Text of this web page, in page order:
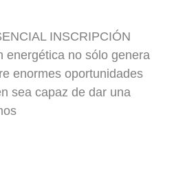
INSCRIPCIÓN
energética no sólo genera
enormes oportunidades
sea capaz de dar una